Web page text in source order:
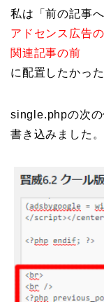
私は「前の記事
アドセンス広告
関連記事の前
に配置したかった
single.phpの次の
書き込みました。